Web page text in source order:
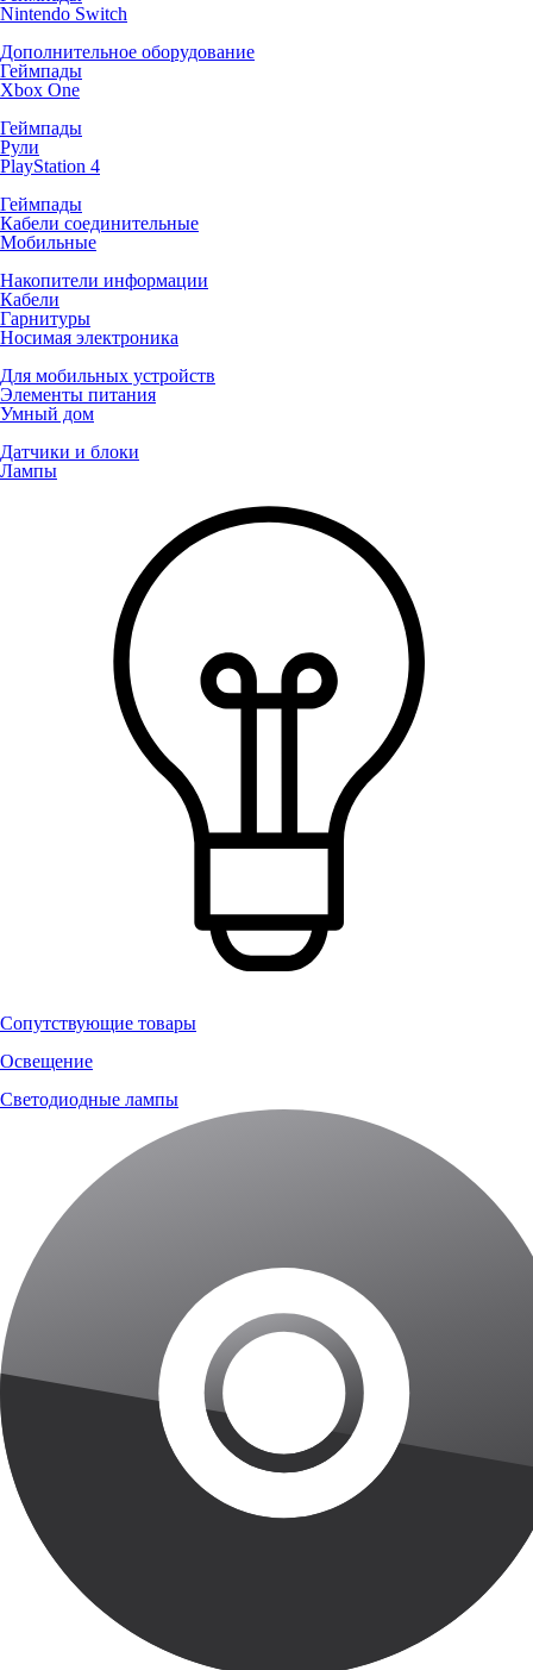
Nintendo Switch
Дополнительное оборудование
Геймпады
Xbox One
Геймпады
Рули
PlayStation 4
Геймпады
Кабели соединительные
Мобильные
Накопители информации
Кабели
Гарнитуры
Носимая электроника
Для мобильных устройств
Элементы питания
Умный дом
Датчики и блоки
Лампы
Сопутствующие товары
Освещение
Светодиодные лампы